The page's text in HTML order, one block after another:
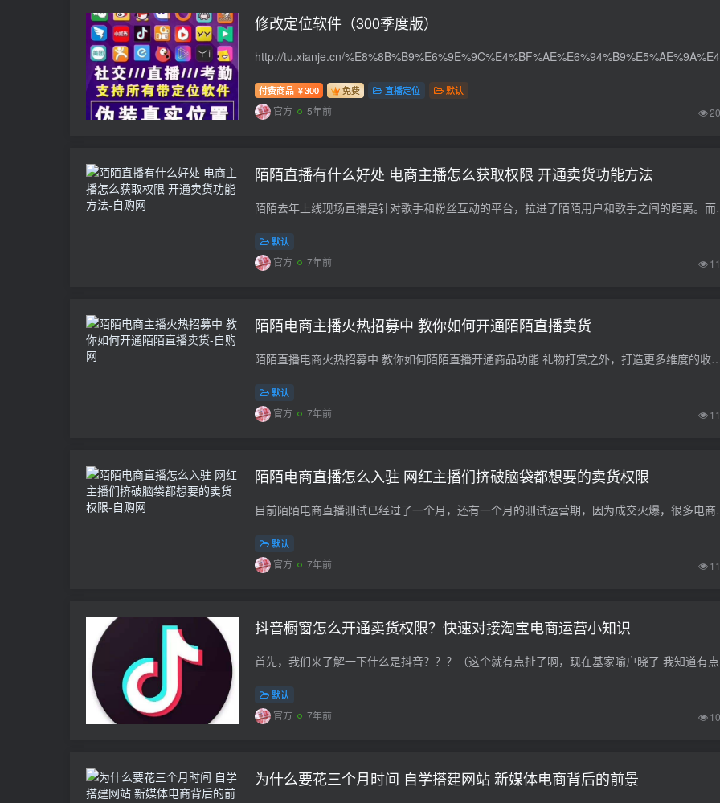
修改定位软件（300季度版）
付费商品 ￥300 免费 直播定位 默认
官方 5年前
陌陌直播有什么好处 电商主播怎么获取权限 开通卖货功能方法
陌陌去年上线现场直播是针对歌手和粉丝
默认
官方 7年前
陌陌电商主播火热招募中 教你如何开通陌陌直播卖货
陌陌直播电商火热招募中 教你如何陌陌直播开通商品功能 礼物打赏之外，打造更多维度的收益模式 权益及趋势：
默认
官方 7年前
陌陌电商直播怎么入驻 网红主播们挤破脑袋都想要的卖货权限
目前陌陌电商直播测试已经过了一个月，
默认
官方 7年前
抖音橱窗怎么开通卖货权限？快速对接淘宝电商运营小知识
默认
官方 7年前
为什么要花三个月时间 自学搭建网站 新媒体电商背后的前景